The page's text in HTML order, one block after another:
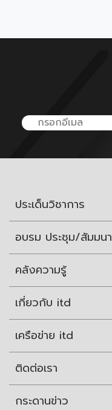
ประเด็นวิชาการ
อบรม ประชุม/สัมมนา
คลังความรู้
เกี่ยวกับ itd
เครือข่าย itd
ติดต่อเรา
กระดานข่าว